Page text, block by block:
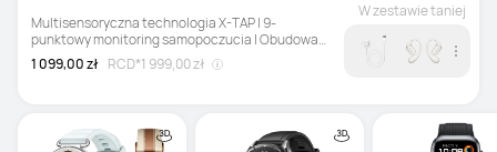
Multisensoryczna technologia X-TAP | 9-
punktowy monitoring samopoczucia | Obudowa
z tytanu klasy lotniczej
1 099,00 zł RCD*1 999,00 zł
W zestawie taniej